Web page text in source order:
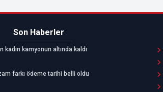
Son Haberler
kadın kamyonun altında kaldı
farkı ödeme tarihi belli oldu